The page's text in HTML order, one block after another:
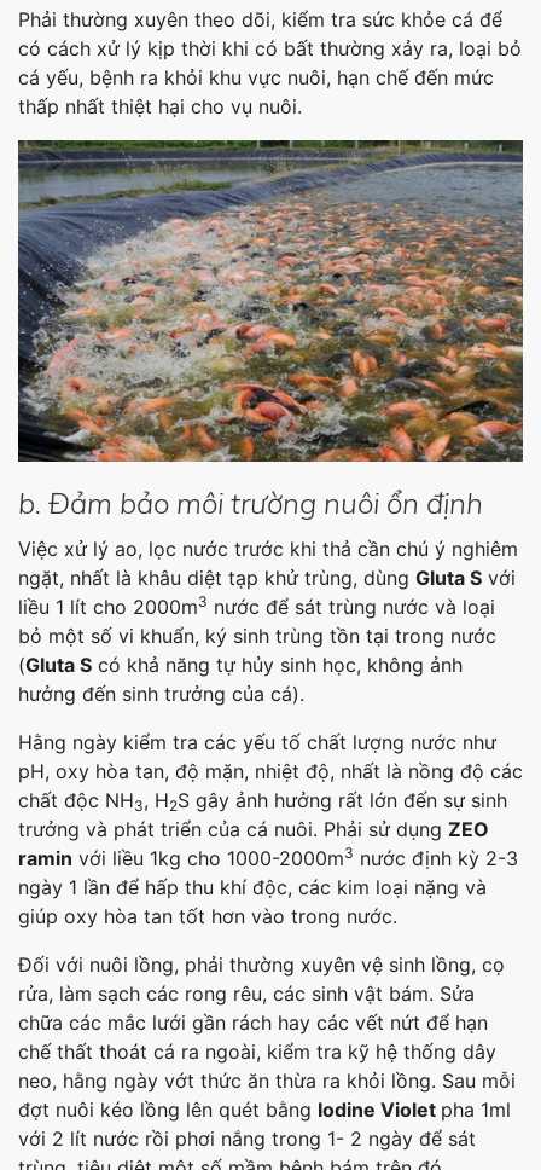
Phải thường xuyên theo dõi, kiểm tra sức khỏe cá để
có cách xử lý kịp thời khi có bất thường xảy ra, loại bỏ
cá yếu, bệnh ra khỏi khu vực nuôi, hạn chế đến mức
thấp nhất thiệt hại cho vụ nuôi.
b. Đảm bảo môi trường nuôi ổn định
Việc xử lý ao, lọc nước trước khi thả cần chú ý nghiêm
ngặt, nhất là khâu diệt tạp khử trùng, dùng Gluta S với
liều 1 lít cho 2000m3 nước để sát trùng nước và loại
bỏ một số vi khuẩn, ký sinh trùng tồn tại trong nước
(Gluta S có khả năng tự hủy sinh học, không ảnh
hưởng đến sinh trưởng của cá).
Hằng ngày kiểm tra các yếu tố chất lượng nước như
pH, oxy hòa tan, độ mặn, nhiệt độ, nhất là nồng độ các
chất độc NH3, H2S gây ảnh hưởng rất lớn đến sự sinh
trưởng và phát triển của cá nuôi. Phải sử dụng ZEO
ramin với liều 1kg cho 1000-2000m3 nước định kỳ 2-3
ngày 1 lần để hấp thu khí độc, các kim loại nặng và
giúp oxy hòa tan tốt hơn vào trong nước.
Đối với nuôi lồng, phải thường xuyên vệ sinh lồng, cọ
rửa, làm sạch các rong rêu, các sinh vật bám. Sửa
chữa các mắc lưới gần rách hay các vết nứt để hạn
chế thất thoát cá ra ngoài, kiểm tra kỹ hệ thống dây
neo, hằng ngày vớt thức ăn thừa ra khỏi lồng. Sau mỗi
đợt nuôi kéo lồng lên quét bằng Iodine Violet pha 1ml
với 2 lít nước rồi phơi nắng trong 1- 2 ngày để sát